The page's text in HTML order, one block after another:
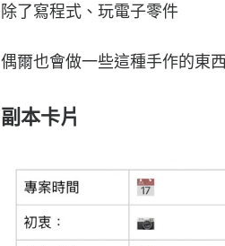
除了寫程式、玩電子零件
偶爾也會做一些這種手作的東
副本卡片